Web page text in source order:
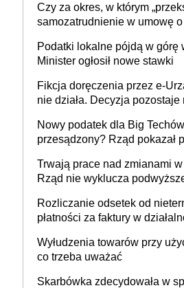
budynków i lokali związanych
prowadzeniem działalności
Czy za okres, w którym
samozatrudnienie w umowę
umowy cywilnoprawnej
racjonalnym wyjściem
Podatki lokalne pójdą w górę
Minister ogłosił nowe stawki
Fikcja doręczenia przez e-
nie działa. Decyzja
Nowy podatek dla Big
przesądzony? Rząd pokazał
Trwają prace nad zmianami
Rząd nie wyklucza
Rozliczanie odsetek od
płatności za faktury w
Wyłudzenia towarów przy
co trzeba uważać
Skarbówka zdecydowała w